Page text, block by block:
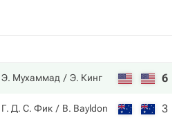
Э. Мухаммад Э. Кинг 6
Г. Д. С. Фик B. Bayldon 3